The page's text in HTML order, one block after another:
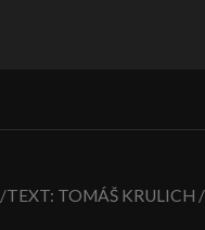
TOMÁŠ KRULICH